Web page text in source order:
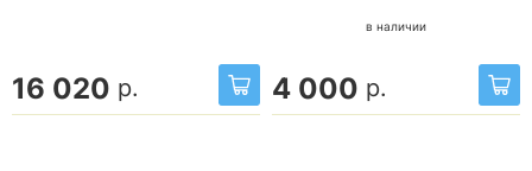
16 020 р.
в наличии
4 000 р.